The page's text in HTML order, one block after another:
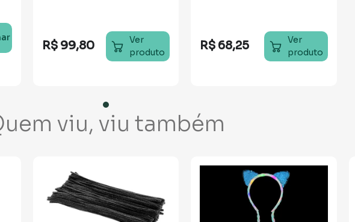
R$ 99,80
Ver
produto
R$ 68,25
Ver
produto
viu, viu também